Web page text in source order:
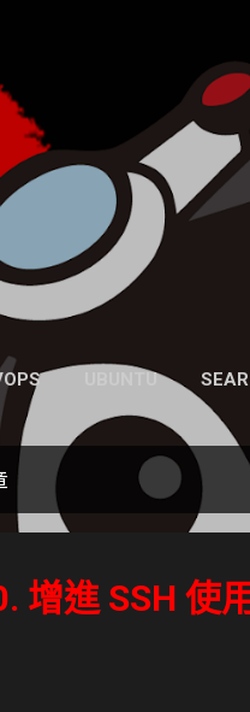
的筆記
note.drx.tw
網頁
UBUNTU
增進 SSH 使